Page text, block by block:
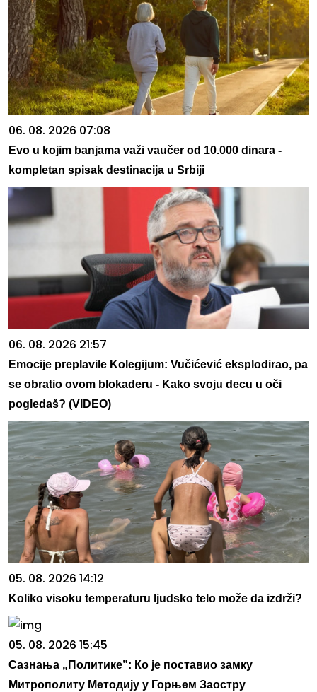
06. 08. 2026 07:08
Evo u kojim banjama važi vaučer od 10.000 dinara -
kompletan spisak destinacija u Srbiji
06. 08. 2026 21:57
Emocije preplavile Kolegijum: Vučićević eksplodirao, pa
se obratio ovom blokaderu - Kako svoju decu u oči
pogledaš? (VIDEO)
05. 08. 2026 14:12
Koliko visoku temperaturu ljudsko telo može da izdrži?
05. 08. 2026 15:45
Сазнања „Политике”: Ко је поставио замку
Митрополиту Методију у Горњем Заостру